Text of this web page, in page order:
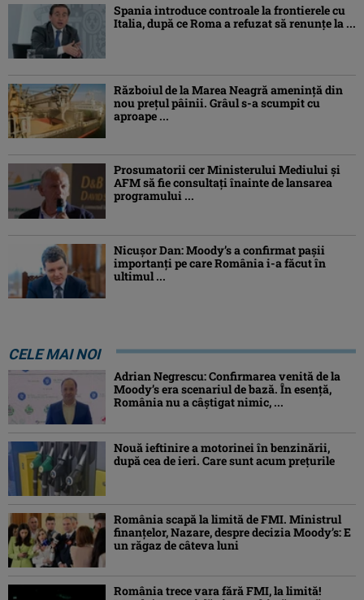
Spania introduce controale la frontierele cu
Italia, după ce Roma a refuzat să renunțe la ...
Războiul de la Marea Neagră amenință din
nou prețul pâinii. Grâul s-a scumpit cu
aproape ...
Prosumatorii cer Ministerului Mediului și
AFM să fie consultați înainte de lansarea
programului ...
Nicușor Dan: Moody’s a confirmat pașii
importanți pe care România i-a făcut în
ultimul ...
CELE MAI NOI
Adrian Negrescu: Confirmarea venită de la
Moody’s era scenariul de bază. În esenţă,
România nu a câştigat nimic, ...
Nouă ieftinire a motorinei în benzinării,
după cea de ieri. Care sunt acum prețurile
România scapă la limită de FMI. Ministrul
finanțelor, Nazare, despre decizia Moody’s: E
un răgaz de câteva luni
România trece vara fără FMI, la limită!